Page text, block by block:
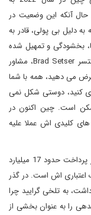
آنکه این وضعیت در
به دلیل بی پولی، قادر به
بخشودگی و تمهیل شده
اند. این وضعیت یک گرفتاری برای پکن است، بِرَد ستسر Brad Setser، مشاور
می دهید، همه با شما
کنید، دوستی شکل نمی
است. چین اکنون در
های کلیدی اش عملا علیه
برای مثال زامبیا را در نظر بگیرید که در سال 2020 از پرداخت حدود 17 میلیارد
اعتباری اش است. در گذر
به تلخی گرایید چرا
را به عنوان بخشی از